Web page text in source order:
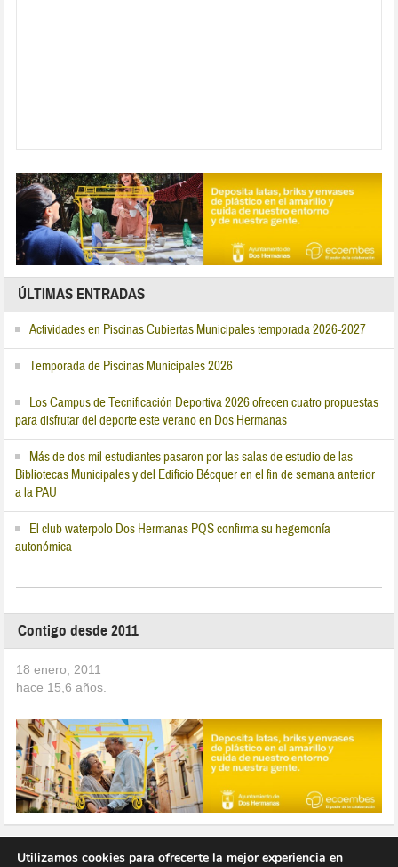
ÚLTIMAS ENTRADAS
Actividades en Piscinas Cubiertas Municipales temporada 2026-2027
Temporada de Piscinas Municipales 2026
Los Campus de Tecnificación Deportiva 2026 ofrecen cuatro propuestas
para disfrutar del deporte este verano en Dos Hermanas
Más de dos mil estudiantes pasaron por las salas de estudio de las
Bibliotecas Municipales y del Edificio Bécquer en el fin de semana anterior
a la PAU
El club waterpolo Dos Hermanas PQS confirma su hegemonía
autonómica
Contigo desde 2011
18 enero, 2011
hace 15,6 años.
Utilizamos cookies para ofrecerte la mejor experiencia en